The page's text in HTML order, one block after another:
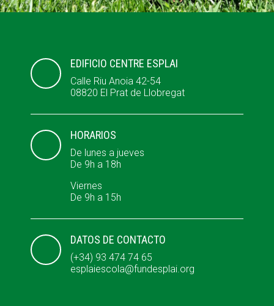
EDIFICIO CENTRE ESPLAI
Calle Riu Anoia 42-54
08820 El Prat de Llobregat
HORARIOS
De lunes a jueves
De 9h a 18h
Viernes
De 9h a 15h
DATOS DE CONTACTO
(+34) 93 474 74 65
esplaiescola@fundesplai.org
ESPLAIS
SUPORT TERCER SECTOR